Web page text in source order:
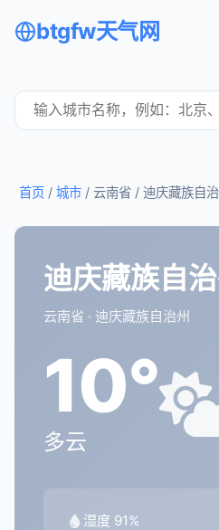
btgfw天气网
首页 / 城市 / 云南省 / 迪庆藏族自
迪庆藏族自
云南省 · 迪庆藏族自治州
10°
多云
湿度 91%